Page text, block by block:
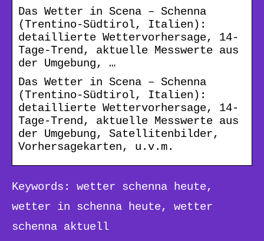
Das Wetter in Scena – Schenna
(Trentino-Südtirol, Italien):
detaillierte Wettervorhersage, 14-
Tage-Trend, aktuelle Messwerte aus
der Umgebung, …
Das Wetter in Scena – Schenna
(Trentino-Südtirol, Italien):
detaillierte Wettervorhersage, 14-
Tage-Trend, aktuelle Messwerte aus
der Umgebung, Satellitenbilder,
Vorhersagekarten, u.v.m.
Keywords: wetter schenna heute,
wetter in schenna heute, wetter
schenna aktuell